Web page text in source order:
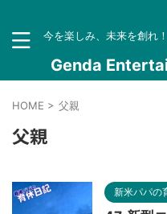
今を楽しみ、未来を創
Genda
HOME > 父親
父親
新米パパの